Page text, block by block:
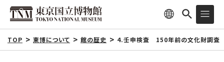
TOP 東博について 館の歴史 4.壬申検査 150年前の文化財調査